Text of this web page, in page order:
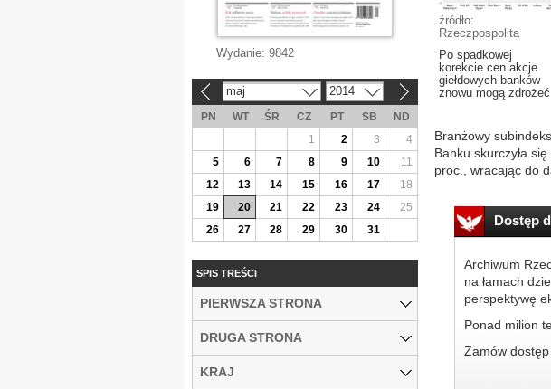
źródło:
Rzeczpospolita
Po spadkowej
korekcie cen akcje
giełdowych banków
znowu mogą zdrożeć
Branżowy
Banku skurczyła
proc., wracając do
Dostęp
Archiwum
na łamach
perspektywę
Ponad milion
Zamów
Wydanie: 9842
maj 2014
PN WT ŚR CZ PT SB
ND
1
2 3
4
5
6 7 8 9 10
11
12
13 14 15 16 17
18
19
20 21 22 23 24
25
26
27 28 29 30 31
SPIS TREŚCI
PIERWSZA STRONA
DRUGA STRONA
KRAJ